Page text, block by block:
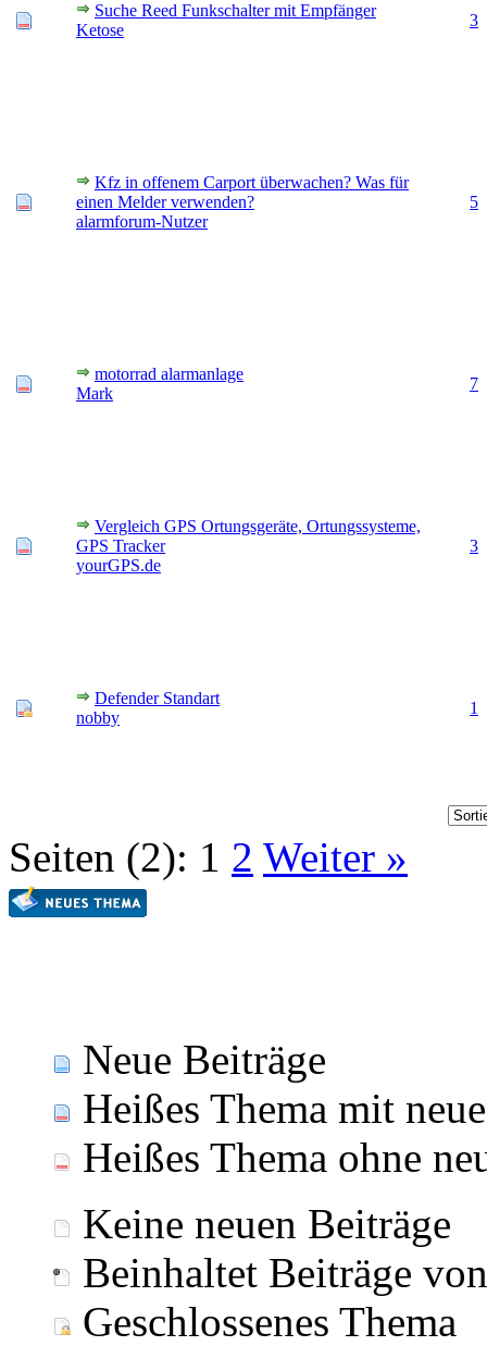
Suche Reed Funkschalter mit Empfänger
Ketose
3
Kfz in offenem Carport überwachen? Was für
einen Melder verwenden?
alarmforum-Nutzer
5
motorrad alarmanlage
Mark
7
Vergleich GPS Ortungsgeräte, Ortungssysteme,
GPS Tracker
yourGPS.de
3
Defender Standart
nobby
1
Seiten (2): 1 2 Weiter »
Neue Beiträge
Heißes Thema mit
Heißes Thema ohne
Keine neuen Beiträge
Beinhaltet Beiträge
Geschlossenes Thema